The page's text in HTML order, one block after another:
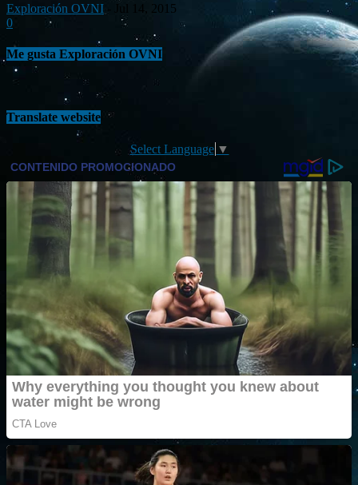
Exploración OVNI
Jul 14, 2015
0
Me gusta Exploración OVNI
Translate website
Select Language ▼